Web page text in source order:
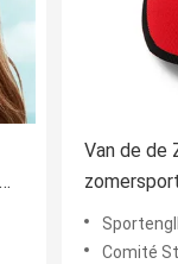
Van de de
Breiende
Sportenglb
Comité